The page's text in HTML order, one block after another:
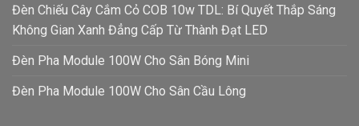
Đèn Chiếu Cây Cắm Cỏ COB 10w TDL: Bí Quyết Thắp Sáng
Không Gian Xanh Đẳng Cấp Từ Thành Đạt LED
Đèn Pha Module 100W Cho Sân Bóng Mini
Đèn Pha Module 100W Cho Sân Cầu Lông